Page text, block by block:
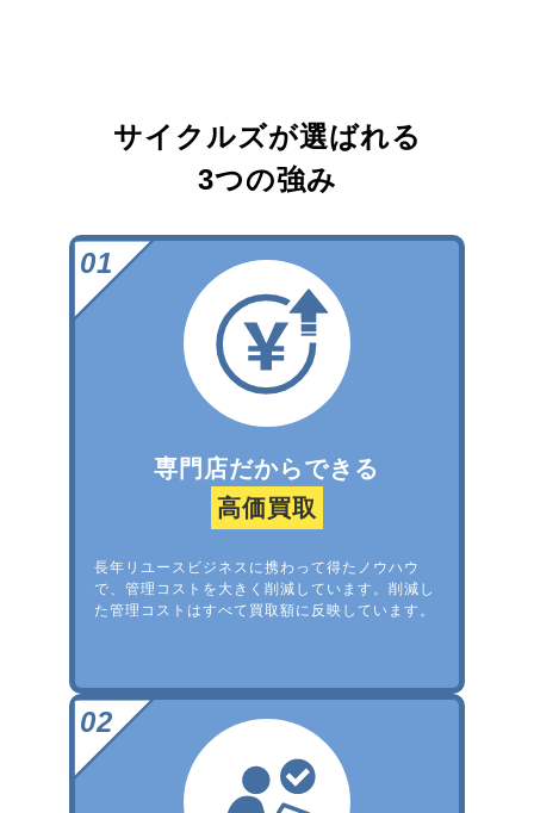
サイクルズが選ばれる
3つの強み
専門店だからできる
高価買取
長年リユースビジネスに携わって得たノウハウ
で、管理コストを大きく削減しています。削減し
た管理コストはすべて買取額に反映しています。